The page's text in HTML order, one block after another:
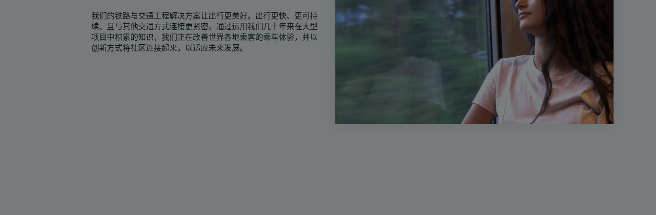
我们的铁路与交通工程解决方案让出行更美好。出行更快、更可持
续、且与其他交通方式连接更紧密。通过运用我们几十年来在大型
项目中积累的知识，我们正在改善世界各地乘客的乘车体验，并以
创新方式将社区连接起来，以适应未来发展。